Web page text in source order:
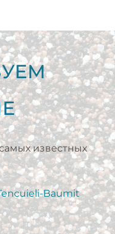
известных
Baumit